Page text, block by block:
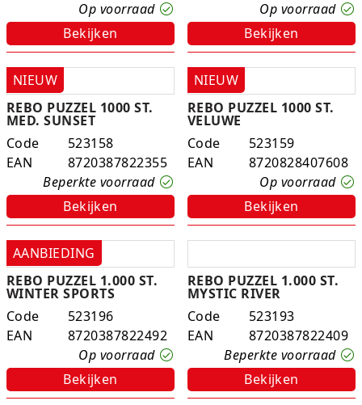
Op voorraad
Bekijken
Op voorraad
Bekijken
NIEUW
REBO PUZZEL 1000 ST.
MED. SUNSET
Code
523158
EAN
8720387822355
Beperkte voorraad
Bekijken
NIEUW
REBO PUZZEL 1000 ST.
VELUWE
Code
523159
EAN
8720828407608
Op voorraad
Bekijken
AANBIEDING
REBO PUZZEL 1.000 ST.
WINTER SPORTS
Code
523196
EAN
8720387822492
Op voorraad
Bekijken
REBO PUZZEL 1.000 ST.
MYSTIC RIVER
Code
523193
EAN
8720387822409
Beperkte voorraad
Bekijken
Experimenteer dozen
Fien en Teun
Fietsjes, scooters en acc
Frozen
Geweren en pistolen
Gravitrax
Houten speelgoed
K3
Klein speelgoed
Koffers en servies
K-pop Star
Ravensburger
Speelkleden
Spellen overige
Zwijsen
Slingers
Klussentape
Kubushouders
Lijm
Linialen
Nietmachines
Paperclips, punaises, etc
Parkeerschijf
Passers
Pen etui's
Pennenbakjes
Perforators
Kaftplastic
Kopieer/print papier
Notitieboeken
Pin- en kassarollen
Schriften
Schrijfblokken
Plakdecoratie
Tape
Touw
Verzenddozen